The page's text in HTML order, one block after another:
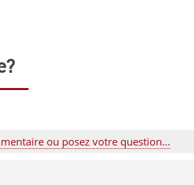
ou posez votre question...